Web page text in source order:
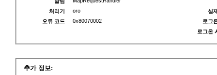
처리기
oro
오류 코드
0x80070002
실
로그
로그온
추가 정보: